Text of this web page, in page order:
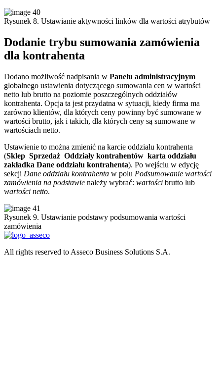
Rysunek 8. Ustawianie aktywności linków dla wartości atrybutów
Dodanie trybu sumowania zamówienia
dla kontrahenta
Dodano możliwość nadpisania w Panelu administracyjnym
globalnego ustawienia dotyczącego sumowania cen w wartości
netto lub brutto na poziomie poszczególnych oddziałów
kontrahenta. Opcja ta jest przydatna w sytuacji, kiedy firma ma
zarówno klientów, dla których ceny powinny być sumowane w
wartości brutto, jak i takich, dla których ceny są sumowane w
wartościach netto.
Ustawienie to można zmienić na karcie oddziału kontrahenta
(Sklep Sprzedaż Oddziały kontrahentów karta oddziału
zakładka Dane oddziału kontrahenta). Po wejściu w edycję
sekcji Dane oddziału kontrahenta w polu Podsumowanie wartości
zamówienia na podstawie należy wybrać: wartości brutto lub
wartości netto.
Rysunek 9. Ustawianie podstawy podsumowania wartości
zamówienia
All rights reserved to Asseco Business Solutions S.A.